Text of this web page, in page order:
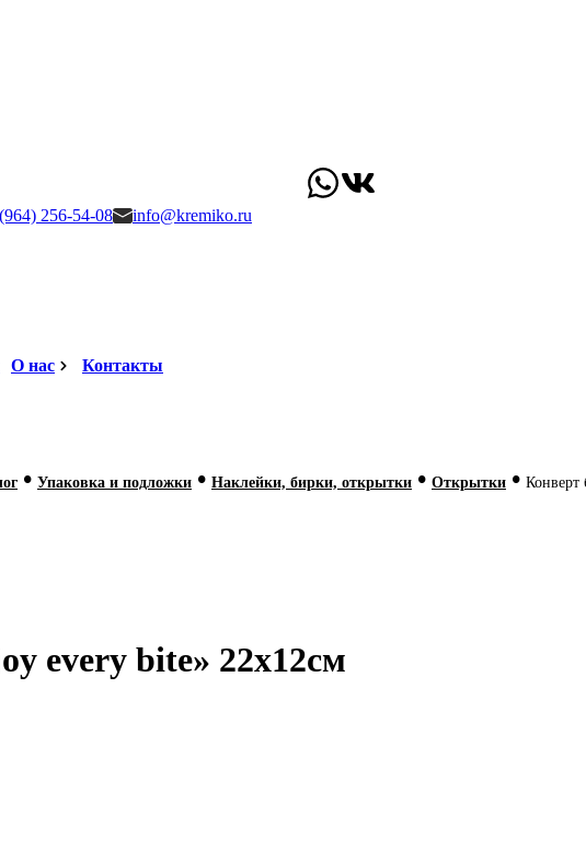
256-54-08
info@kremiko.ru
О нас Контакты
• Упаковка и подложки • Наклейки, бирки, открытки • Открытки •
every bite» 22х12см